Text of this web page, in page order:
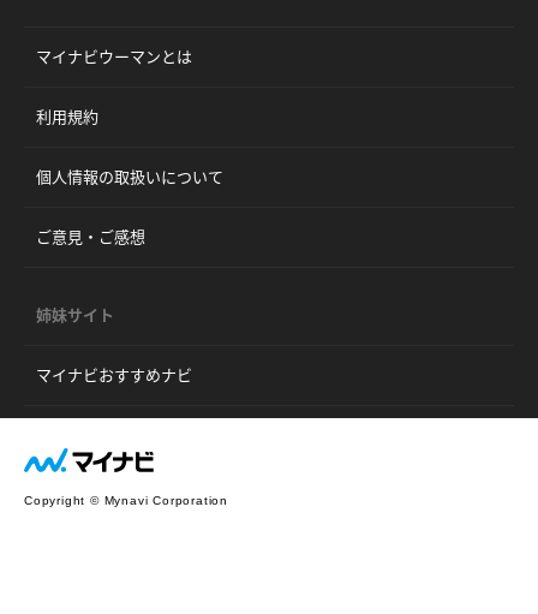
マイナビウーマンとは
利用規約
個人情報の取扱いについて
ご意見・ご感想
姉妹サイト
マイナビおすすめナビ
Copyright © Mynavi Corporation